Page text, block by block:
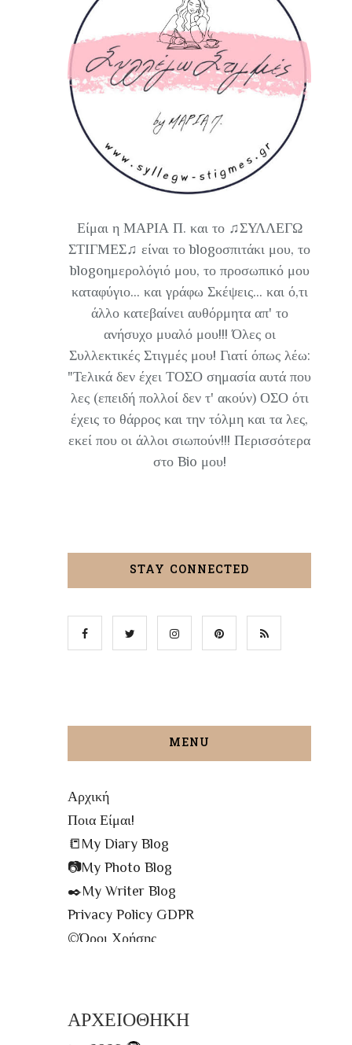
Είμαι η ΜΑΡΙΑ Π. και το ♫ΣΥΛΛΕΓΩ
ΣΤΙΓΜΕΣ♫ είναι το blogοσπιτάκι μου, το
blogoημερολόγιό μου, το προσωπικό μου
καταφύγιο... και γράφω Σκέψεις... και ό,τι
άλλο κατεβαίνει αυθόρμητα απ' το
ανήσυχο μυαλό μου!!! Όλες οι
Συλλεκτικές Στιγμές μου! Γιατί όπως λέω:
"Τελικά δεν έχει ΤΟΣΟ σημασία αυτά που
λες (επειδή πολλοί δεν τ' ακούν) ΟΣΟ ότι
έχεις το θάρρος και την τόλμη και τα λες,
εκεί που οι άλλοι σιωπούν!!! Περισσότερα
στο Bio μου!
STAY CONNECTED
MENU
Αρχική
Ποια Είμαι!
📒My Diary Blog
📷My Photo Blog
✒️My Writer Blog
Privacy Policy GDPR
©️Όροι Χρήσης
ΑΡΧΕΙΟΘΗΚΗ